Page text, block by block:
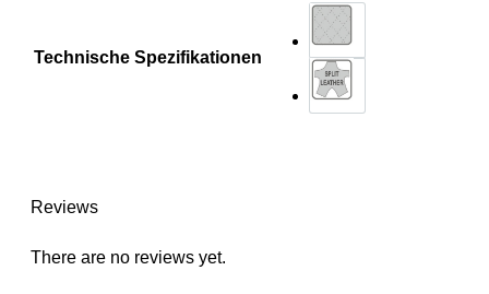
Technische Spezifikationen
Reviews
There are no reviews yet.